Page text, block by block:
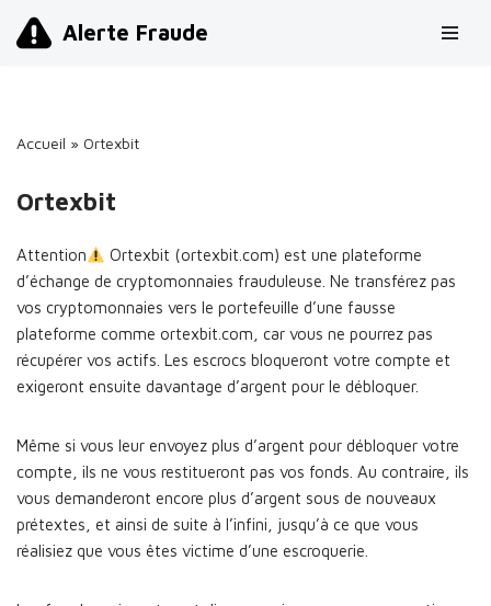
Alerte Fraude
Accueil » Ortexbit
Ortexbit
Attention
Ortexbit (ortexbit.com) est une plateforme
d’échange de cryptomonnaies frauduleuse. Ne transférez pas
vos cryptomonnaies vers le portefeuille d’une fausse
plateforme comme ortexbit.com, car vous ne pourrez pas
récupérer vos actifs. Les escrocs bloqueront votre compte et
exigeront ensuite davantage d’argent pour le débloquer.
Même si vous leur envoyez plus d’argent pour débloquer votre
compte, ils ne vous restitueront pas vos fonds. Au contraire, ils
vous demanderont encore plus d’argent sous de nouveaux
prétextes, et ainsi de suite à l’infini, jusqu’à ce que vous
réalisiez que vous êtes victime d’une escroquerie.